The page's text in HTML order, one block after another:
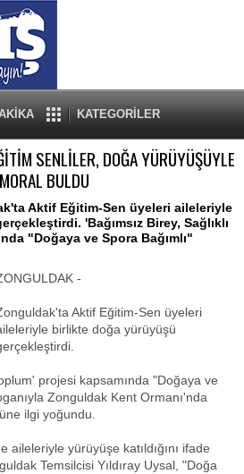
KATEGORİLER
SENLİLER, DOĞA YÜRÜYÜŞÜYLE
MORAL BULDU
Aktif Eğitim-Sen üyeleri aileleriyle
'Bağımsız Birey, Sağlıklı
"Doğaya ve Spora Bağımlı"
-
Aktif Eğitim-Sen üyeleri
birlikte doğa yürüyüşü
projesi kapsamında "Doğaya ve
Zonguldak Kent Ormanı'nda
ilgi yoğundu.
aileleriyle yürüyüşe katıldığını ifade
Temsilcisi Yıldıray Uysal, "Doğa